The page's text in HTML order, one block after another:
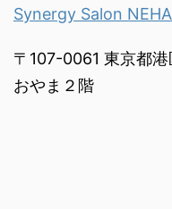
Synergy Salon
〒107-0061 東京都
おやま２階